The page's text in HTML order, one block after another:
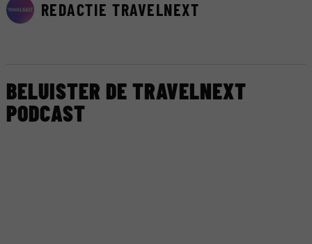
REDACTIE TRAVELNEXT
BELUISTER DE TRAVELNEXT
PODCAST